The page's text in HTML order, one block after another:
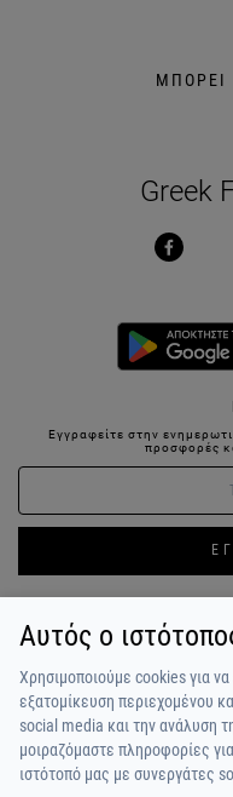
ΜΠΟΡΕΙ
Greek
Εγγραφείτε στην
προσφορές
ΣΥΝΔΕΣΗ / ΕΓΓΡΑΦΗ
ΟΡΟΙ ΧΡΗΣΗΣ
ΠΟΙΟΙ ΕΙΜΑΣΤΕ
ΠΛΗΡΩΜΗ /
Αυτός ο
Χρησιμοποιούμε cookies για
εξατομίκευση περιεχομένου
social media και την ανάλυση
μοιραζόμαστε πληροφορίες
ιστότοπό μας με συνεργάτες